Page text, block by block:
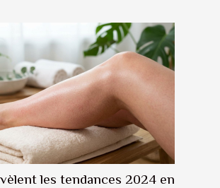
les tendances 2024 en